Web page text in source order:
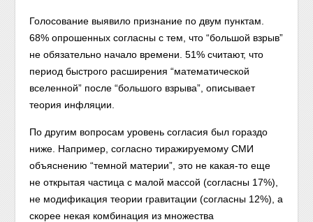
Голосование выявило признание по двум пунктам.
68% опрошенных согласны с тем, что “большой взрыв”
не обязательно начало времени. 51% считают, что
период быстрого расширения “математической
вселенной” после “большого взрыва”, описывает
теория инфляции.
По другим вопросам уровень согласия был гораздо
ниже. Например, согласно тиражируемому СМИ
объяснению “темной материи”, это не какая-то еще
не открытая частица с малой массой (согласны 17%),
не модификация теории гравитации (согласны 12%), а
скорее некая комбинация из множества